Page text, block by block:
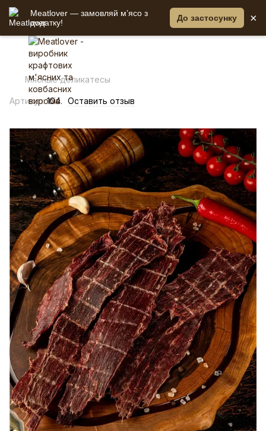
Meatlover — замовляй мʼясо з
додатку!
До застосунку ×
Мясные деликатесы
Артикул:104 Оставить отзыв